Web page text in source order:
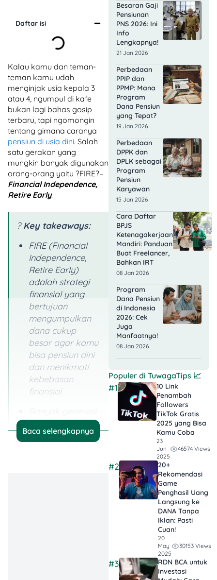
Daftar isi
Kalau kamu dan teman-
teman kamu udah
menginjak usia kepala 3
atau 4, ngumpul di kafe
bukan lagi bahas gosip
terbaru, tapi ngomongin
tentang gimana caranya
pensiun di usia dini. Salah
satu gerakan yang
mungkin banyak digunakan
orang-orang yaitu ?FIRE?–
Financial Independence,
Retire Early.
?Key takeaways:
FIRE (Financial
Independence,
Retire Early)
adalah strategi
finansial yang
bertujuan
mengumpulkan
dana cukup
besar agar kamu
bisa pensiun dini
dan menikmati
kebebasan
finansial.
milenial dan gen
Z masih merasa
Baca selengkapnya
Besaran Gaji
Pensiunan
PNS 2026: Ini
Info
Lengkapnya!
21 Jan 2026
Perbedaan
PPIP dan
PPMP: Mana
Program
Dana Pensiun
yang Tepat?
19 Jan 2026
Perbedaan
DPPK dan
DPLK sebagai
Program
Pensiun
Karyawan
15 Jan 2026
Cara Daftar
BPJS
Ketenagakerjaan
Mandiri: Panduan
Buat Freelancer,
Bahkan IRT
08 Jan 2026
Program
Dana Pensiun
di Indonesia
2026: Cek
Juga
Manfaatnya!
08 Jan 2026
Populer di TuwagaTips 📈
#1
10 Link
Penambah
Followers
TikTok Gratis​
2025 yang Bisa
Kamu Coba
23
Jun
2025
46574 Views
#2
20+
Rekomendasi
Game
Penghasil Uang
Langsung ke
DANA Tanpa
Iklan​: Pasti
Cuan!
20
May
2025
30153 Views
#3
RDN BCA untuk
Investasi